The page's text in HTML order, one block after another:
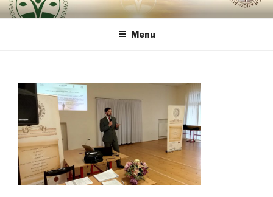
Przeskocz
do
DROGA INTEGRALNEJ
ODNOWY CZŁOWIEKA VIA
bo najważniejszy jest Człowiek
Menu